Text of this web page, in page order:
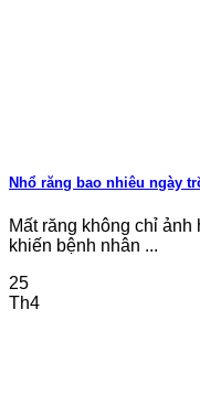
Nhổ răng bao nhiêu ngày
Mất răng không chỉ
khiến bệnh nhân ...
25
Th4